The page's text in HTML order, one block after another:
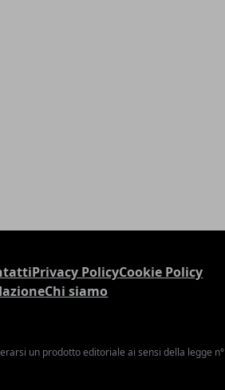
Privacy PolicyCookie Policy
Chi siamo
un prodotto editoriale ai sensi della legge n°